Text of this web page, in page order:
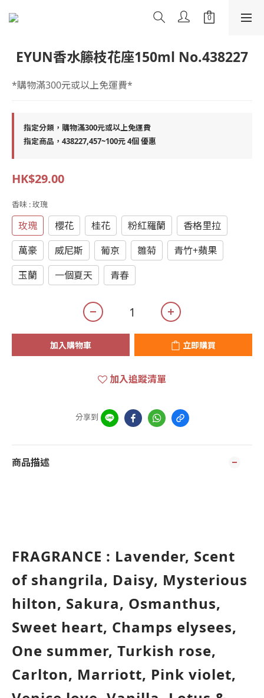
EYUN香水籐枝花座150ml No.438227
*購物滿300元或以上免運費*
指定分類，購物滿300元或以上免運費
指定商品，438227,457~100元 4個 優惠
HK$29.00
香味 : 玫瑰
玫瑰 櫻花 桂花 粉紅羅蘭
香格里拉
萬豪
威尼斯 葡京 雛菊
青竹+蘋果
玉蘭
一個夏天 青春
加入購物車 立即購買
加入追蹤清單
分享到
商品描述
FRAGRANCE : Lavender, Scent
of shangrila, Daisy, Mysterious
hilton, Sakura, Osmanthus,
Sweet heart, Champs elysees,
One summer, Turkish rose,
Carlton, Marriott, Pink violet,